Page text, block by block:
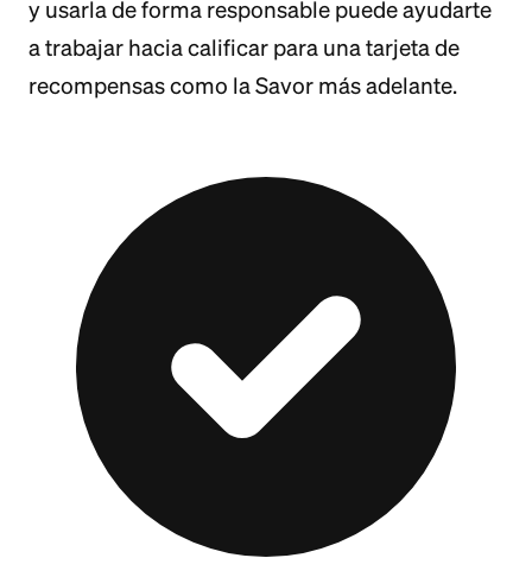
y usarla de forma responsable puede ayudarte
a trabajar hacia calificar para una tarjeta de
recompensas como la Savor más adelante.